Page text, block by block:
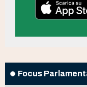
Focus